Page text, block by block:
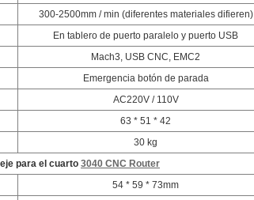
300-2500mm / min (diferentes materiales difieren)
En tablero de puerto paralelo y puerto USB
Mach3, USB CNC, EMC2
Emergencia botón de parada
AC220V / 110V
63 * 51 * 42
30 kg
para el cuarto 3040 CNC Router
54 * 59 * 73mm